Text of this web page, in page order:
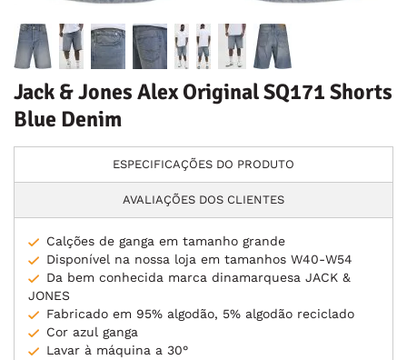
Jack & Jones Alex Original SQ171 Shorts
Blue Denim
ESPECIFICAÇÕES DO PRODUTO
AVALIAÇÕES DOS CLIENTES
Calções de ganga em tamanho grande
Disponível na nossa loja em tamanhos W40-W54
Da bem conhecida marca dinamarquesa JACK &
JONES
Fabricado em 95% algodão, 5% algodão reciclado
Cor azul ganga
Lavar à máquina a 30°